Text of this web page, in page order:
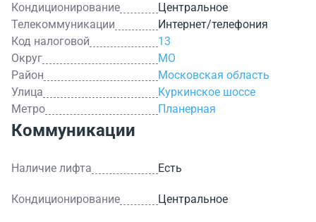
Кондиционирование
Центральное
Телекоммуникации
Интернет/телефония
Код налоговой
13
Округ
МО
Район
Московская область
Улица
Куркинское шоссе
Метро
Планерная
Коммуникации
Наличие лифта Есть
Кондиционирование Центральное